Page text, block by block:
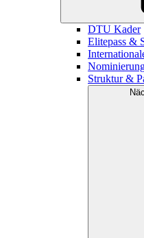
DTU Kader
Elitepass &
Struktur &